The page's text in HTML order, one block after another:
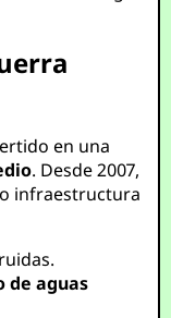
en una
. Desde 2007,
infraestructura
de aguas